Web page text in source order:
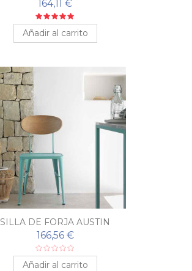
164,11 €
Añadir al carrito
SILLA DE FORJA AUSTIN
166,56 €
Añadir al carrito